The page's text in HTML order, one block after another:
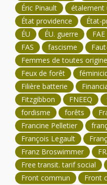
Éric Pinault
étalement
État providence
État-
ÉU
ÉU. guerre FAE
FAS
fascisme
Femmes de toutes
Feux de forêt
Filière batterie
Fitzgibbon
FNEEQ
fordisme
forêts
Francine Pelletier
François Legault
Franz Broswimmer
Free transit. tarif social
Front commun
Front